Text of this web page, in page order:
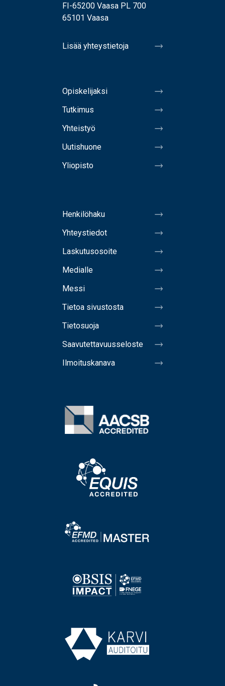
FI-65200 Vaasa PL 700
65101 Vaasa
Lisää yhteystietoja
Opiskelijaksi
Tutkimus
Yhteistyö
Uutishuone
Yliopisto
Henkilöhaku
Yhteystiedot
Laskutusosoite
Medialle
Messi
Tietoa sivustosta
Tietosuoja
Saavutettavuusseloste
Ilmoituskanava
Image
Image
Image
Image
Image